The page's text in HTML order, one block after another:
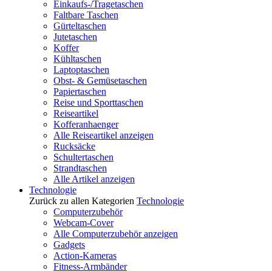
Einkaufs-/Tragetaschen
Faltbare Taschen
Gürteltaschen
Jutetaschen
Koffer
Kühltaschen
Laptoptaschen
Obst- & Gemüsetaschen
Papiertaschen
Reise und Sporttaschen
Reiseartikel
Kofferanhaenger
Alle Reiseartikel anzeigen
Rucksäcke
Schultertaschen
Strandtaschen
Alle Artikel anzeigen
Technologie
Zurück zu allen Kategorien Technologie
Computerzubehör
Webcam-Cover
Alle Computerzubehör anzeigen
Gadgets
Action-Kameras
Fitness-Armbänder